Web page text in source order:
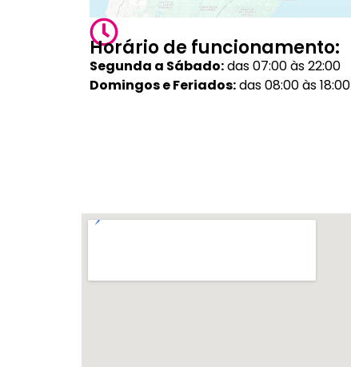
Horário de funcionamento:
Segunda a Sábado:das 07:00 às 22:00
Domingos e Feriados:das 08:00 às 18:00